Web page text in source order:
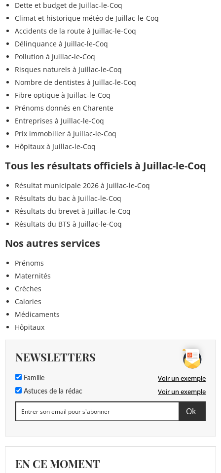
Dette et budget de Juillac-le-Coq
Climat et historique météo de Juillac-le-Coq
Accidents de la route à Juillac-le-Coq
Délinquance à Juillac-le-Coq
Pollution à Juillac-le-Coq
Risques naturels à Juillac-le-Coq
Nombre de dentistes à Juillac-le-Coq
Fibre optique à Juillac-le-Coq
Prénoms donnés en Charente
Entreprises à Juillac-le-Coq
Prix immobilier à Juillac-le-Coq
Hôpitaux à Juillac-le-Coq
Tous les résultats officiels à Juillac-le-Coq
Résultat municipale 2026 à Juillac-le-Coq
Résultats du bac à Juillac-le-Coq
Résultats du brevet à Juillac-le-Coq
Résultats du BTS à Juillac-le-Coq
Nos autres services
Prénoms
Maternités
Crèches
Calories
Médicaments
Hôpitaux
NEWSLETTERS
Famille Voir un exemple
Astuces de la rédac Voir un exemple
EN CE MOMENT